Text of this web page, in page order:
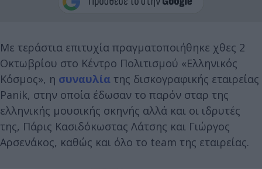
Με τεράστια επιτυχία πραγματοποιήθηκε χθες 2
Οκτωβρίου στο Κέντρο Πολιτισμού «Ελληνικός
Κόσμος», η συναυλία της δισκογραφικής εταιρείας
Panik, στην οποία έδωσαν το παρόν σταρ της
ελληνικής μουσικής σκηνής αλλά και οι ιδρυτές
της, Πάρις Κασιδόκωστας Λάτσης και Γιώργος
Αρσενάκος, καθώς και όλο το team της εταιρείας.